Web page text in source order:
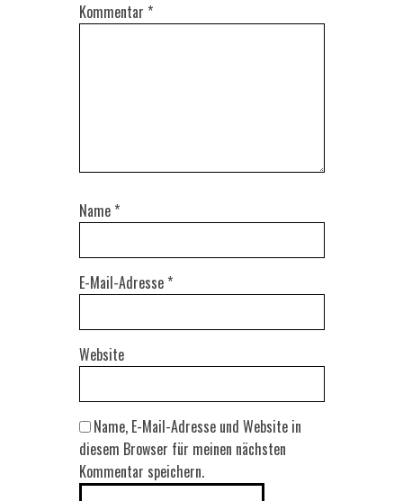
Kommentar *
Name *
E-Mail-Adresse *
Website
Name, E-Mail-Adresse und Website in
diesem Browser für meinen nächsten
Kommentar speichern.